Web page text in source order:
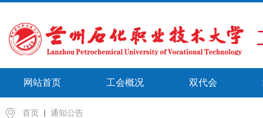
网站首页 工会概况 双代会
首页 通知公告